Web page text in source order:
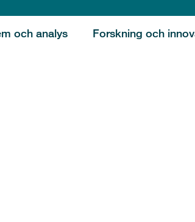
och analys Forskning och